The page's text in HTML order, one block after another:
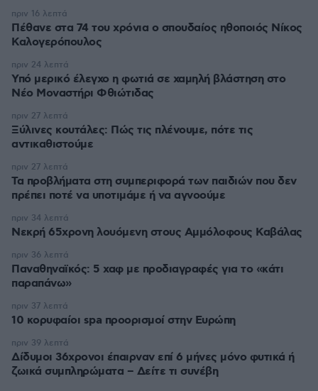
Πέθανε στα 74 του χρόνια ο σπουδαίος ηθοποιός Νίκος
Καλογερόπουλος
πριν 16 λεπτά
Υπό μερικό έλεγχο η φωτιά σε χαμηλή βλάστηση στο
Νέο Μοναστήρι Φθιώτιδας
πριν 24 λεπτά
Ξύλινες κουτάλες: Πώς τις πλένουμε, πότε τις
αντικαθιστούμε
πριν 27 λεπτά
Τα προβλήματα στη συμπεριφορά των παιδιών που δεν
πρέπει ποτέ να υποτιμάμε ή να αγνοούμε
πριν 27 λεπτά
Νεκρή 65χρονη λουόμενη στους Αμμόλοφους Καβάλας
πριν 34 λεπτά
Παναθηναϊκός: 5 χαφ με προδιαγραφές για το «κάτι
παραπάνω»
πριν 36 λεπτά
10 κορυφαίοι spa προορισμοί στην Ευρώπη
πριν 37 λεπτά
Δίδυμοι 36χρονοι έπαιρναν επί 6 μήνες μόνο φυτικά ή
ζωικά συμπληρώματα – Δείτε τι συνέβη
πριν 39 λεπτά